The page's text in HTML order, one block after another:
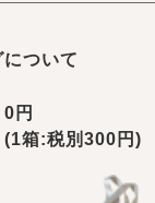
ついて
円
箱:税別300円)